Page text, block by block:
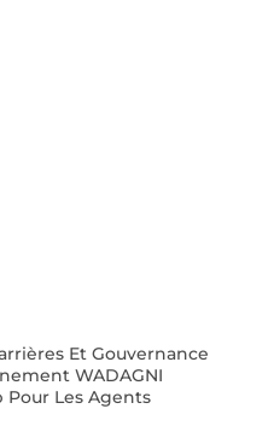
Et Gouvernance
WADAGNI
Pour Les Agents